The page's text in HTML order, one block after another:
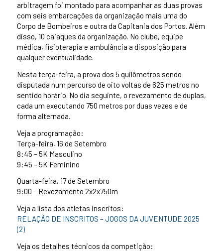
arbitragem foi montado para acompanhar as duas provas
com seis embarcações da organização mais uma do
Corpo de Bombeiros e outra da Capitania dos Portos. Além
disso, 10 caiaques da organização. No clube, equipe
médica, fisioterapia e ambulância a disposição para
qualquer eventualidade.
Nesta terça-feira, a prova dos 5 quilômetros sendo
disputada num percurso de oito voltas de 625 metros no
sentido horário. No dia seguinte, o revezamento de duplas,
cada um executando 750 metros por duas vezes e de
forma alternada.
Veja a programação:
Terça-feira, 16 de Setembro
8:45 – 5K Masculino
9:45 – 5K Feminino
Quarta-feira, 17 de Setembro
9:00 – Revezamento 2x2x750m
Veja a lista dos atletas inscritos:
RELAÇÃO DE INSCRITOS – JOGOS DA JUVENTUDE 2025
(2)
Veja os detalhes técnicos da competição: